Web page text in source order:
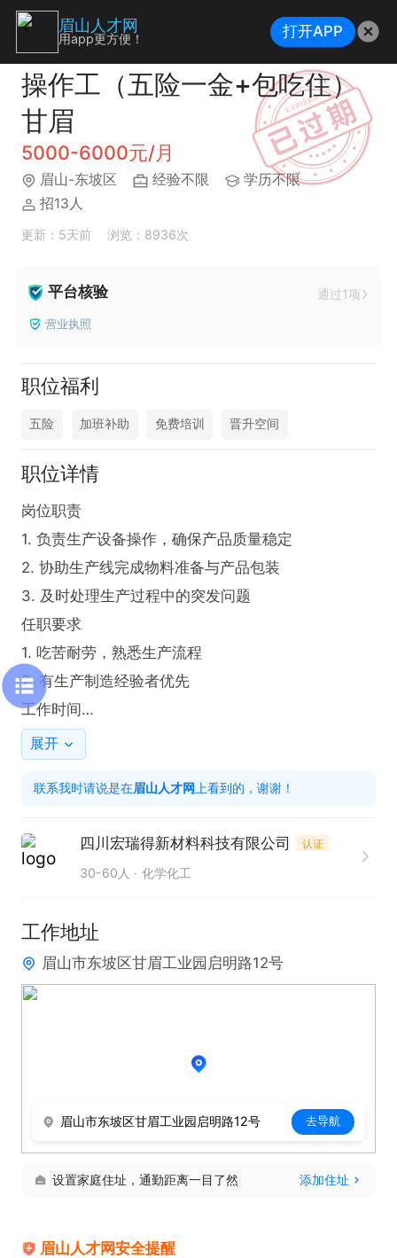
操作工（五险一金+包吃住）
甘眉
5000-6000元/月
眉山-东坡区 经验不限
学历不限
招13人
更新：5天前 浏览：8936次
平台核验 通过1项
营业执照
职位福利
五险 加班补助 免费培训 晋升空间
职位详情
岗位职责
1. 负责生产设备操作，确保产品质量稳定
2. 协助生产线完成物料准备与产品包装
3. 及时处理生产过程中的突发问题
任职要求
1. 吃苦耐劳，熟悉生产流程
2. 有生产制造经验者优先
工作时间
8小时三班倒、购买五险一金、包吃住
展开
联系我时请说是在眉山人才网 上看到的，谢谢！
四川宏瑞得新材料科技有限公司 认证
30-60人 化学化工
工作地址
眉山市东坡区甘眉工业园启明路12号
眉山市东坡区甘眉工业园启明路12号 去导航
设置家庭住址，通勤距离一目了然 添加住址
眉山人才网安全提醒
眉山人才网
用app更方便！ 打开APP